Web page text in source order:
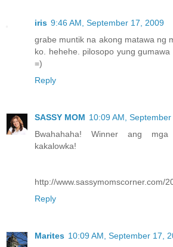
iris 9:46 AM, September 17, 2009
grabe muntik na akong matawa ng
ko. hehehe. pilosopo yung
=)
Reply
SASSY MOM 10:09 AM,
Bwahahaha! Winner ang
kakalowka!
http://www.sassymomscorner.com/
Reply
Marites 10:09 AM, September 17,